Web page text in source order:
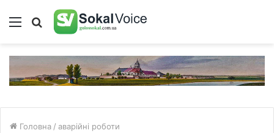
Меню Пошук
Головна / аварійні роботи